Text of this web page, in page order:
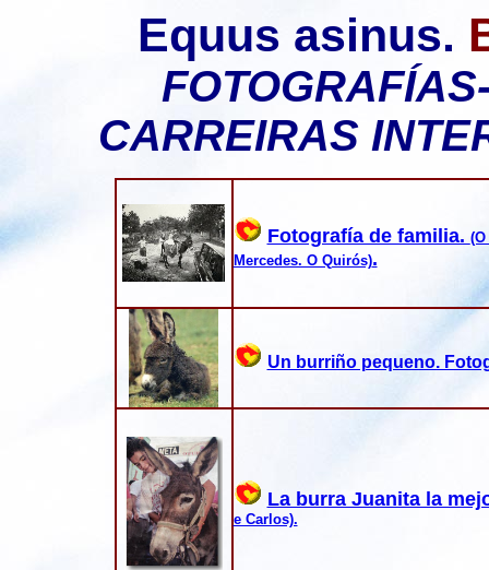
Equus asinus.
CARREIRAS
Fotografía de familia.
Mercedes. O Quirós).
Un burriño pequeno.
La burra Juanita la
e Carlos).